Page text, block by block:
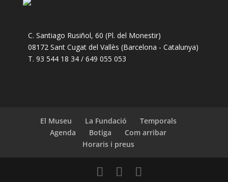
C. Santiago Rusiñol, 60 (Pl. del Monestir)
08172 Sant Cugat del Vallès (Barcelona - Catalunya)
T. 93 544 18 34 / 649 055 053
El Museu La Fundació
Temporals
Agenda
Botiga
Com arribar
Horaris i preus